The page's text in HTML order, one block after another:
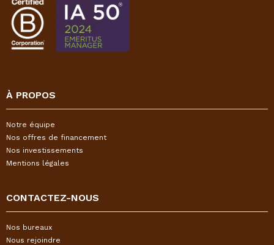
À PROPOS
Notre équipe
Nos offres de financement
Nos investissements
Mentions légales
CONTACTEZ-NOUS
Nos bureaux
Nous rejoindre